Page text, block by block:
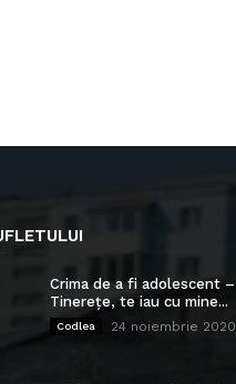
Crima de a fi adolescent –
Tinerețe, te iau cu mine...
Codlea 24 noiembrie 2020